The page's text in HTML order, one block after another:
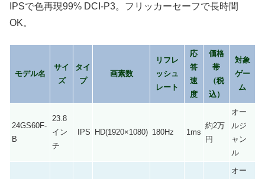
IPSで色再現99% DCI-P3。フリッカーセーフで長時間
OK。
モデル名
サイ
ズ
タイ
プ
画素数
リフレ
ッシュ
レート
応
答
速
度
価格
帯
（税
込）
対象
ゲー
ム
24GS60F-
B
23.8
イン
チ
IPS HD(1920×1080) 180Hz 1ms
約2万
円
オー
ルジ
ャン
ル
オー